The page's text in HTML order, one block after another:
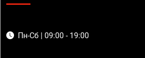
Пн-Сб | 09:00 - 19:00